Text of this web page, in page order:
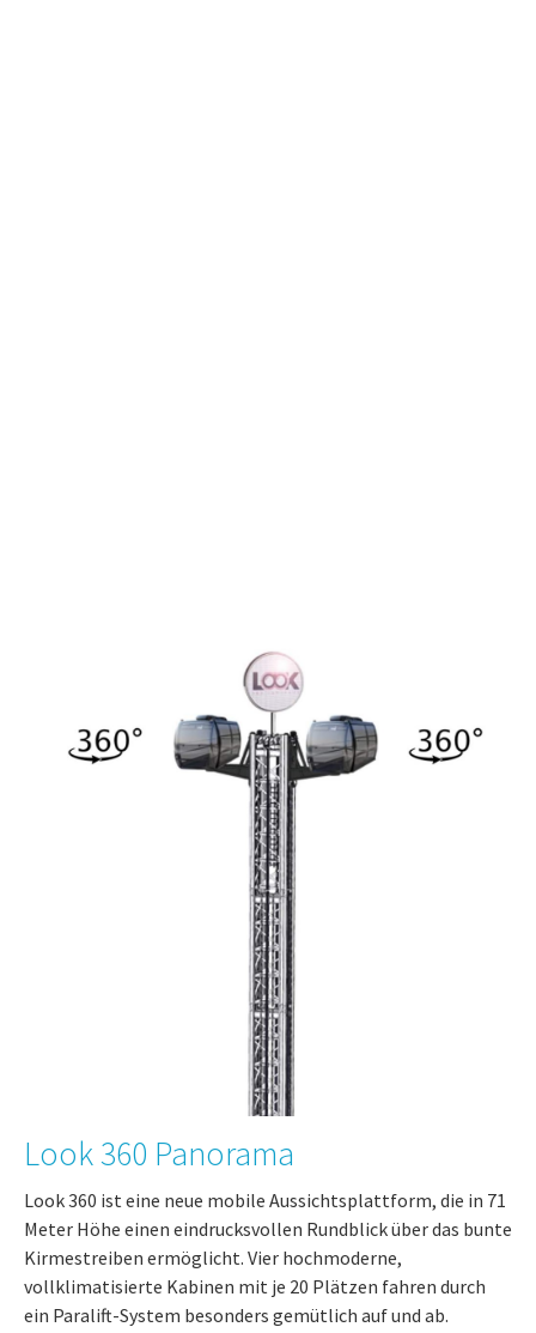
Look 360 Panorama
Look 360 ist eine neue mobile Aussichtsplattform, die in 71
Meter Höhe einen eindrucksvollen Rundblick über das bunte
Kirmestreiben ermöglicht. Vier hochmoderne,
vollklimatisierte Kabinen mit je 20 Plätzen fahren durch
ein Paralift-System besonders gemütlich auf und ab.